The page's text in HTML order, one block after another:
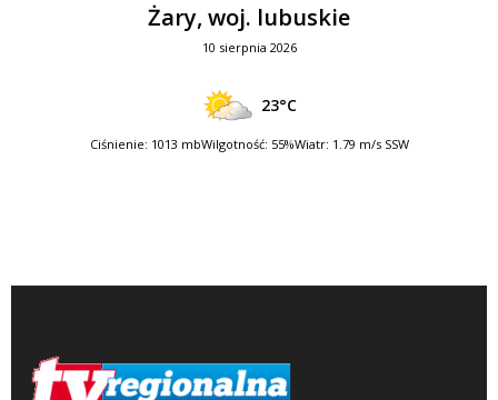
Żary, woj. lubuskie
10 sierpnia 2026
23°C
Ciśnienie: 1013 mbWilgotność: 55%Wiatr: 1.79 m/s SSW